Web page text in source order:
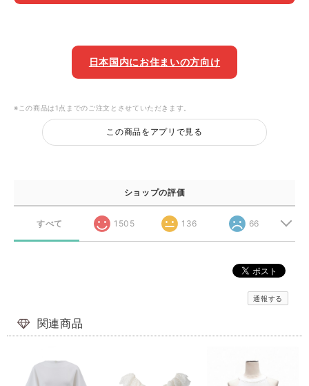
日本国内にお住まいの方向け
※この商品は1点までのご注文とさせていただきます。
この商品をアプリで見る
ショップの評価
すべて 1505 136 66
通報する
関連商品